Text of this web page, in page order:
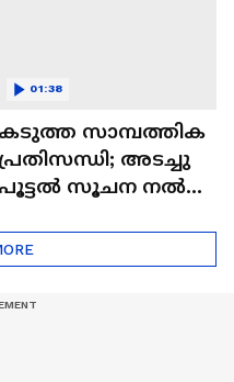
കടുത്ത സാമ്പത്തിക
പ്രതിസന്ധി; അടച്ചു
പൂട്ടൽ സൂചന നൽകി
01:38